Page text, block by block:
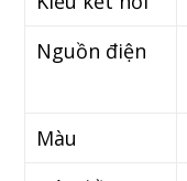
Nguồn điện
Màu